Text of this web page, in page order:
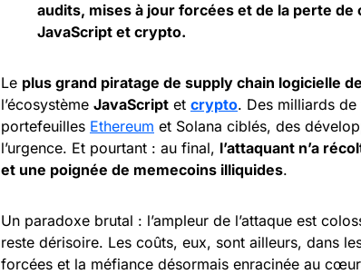
audits, mises à jour forcées et de la perte de
JavaScript et crypto.
Le plus grand piratage de supply chain logicielle
l’écosystème JavaScript et crypto. Des milliards
portefeuilles Ethereum et Solana ciblés, des
l’urgence. Et pourtant : au final, l’attaquant n’a
et une poignée de memecoins illiquides.
Un paradoxe brutal : l’ampleur de l’attaque est
reste dérisoire. Les coûts, eux, sont ailleurs, dans
forcées et la méfiance désormais enracinée au